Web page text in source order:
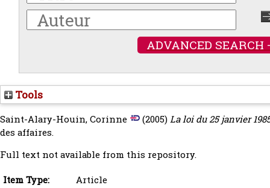
ADVANCED SEARCH
Tools
Saint-Alary-Houin, Corinne (2005)La loi du 25 janvier
des affaires.
Full text not available from this repository.
Item Type:
Article